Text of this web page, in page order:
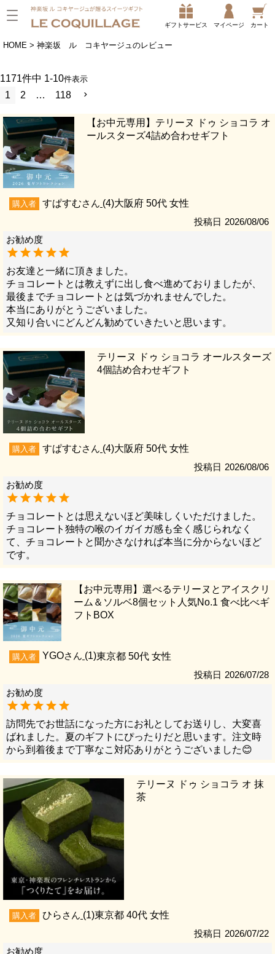
ギフトサービス マイページ カート
HOME 神楽坂 ル コキヤージュのレビュー
1171件中 1-10件表示
1 2 … 118
【お中元専用】テリーヌ ドゥ ショコラ オ
ールスターズ4詰め合わせギフト
購入者 すぱすむ 4 大阪府 50代 女性
投稿日 2026/08/06
お友達と一緒に頂きました。
チョコレートとは教えずに出し食べ進めておりましたが、
最後までチョコレートとは気づかれませんでした。
本当にありがとうございました。
又知り合いにどんどん勧めていきたいと思います。
テリーヌ ドゥ ショコラ オールスターズ
4個詰め合わせギフト
購入者 すぱすむ 4 大阪府 50代 女性
投稿日 2026/08/06
チョコレートとは思えないほど美味しくいただけました。
チョコレート独特の喉のイガイガ感も全く感じられなく
て、チョコレートと聞かさなければ本当に分からないほど
です。
【お中元専用】選べるテリーヌとアイスクリ
ーム＆ソルベ8個セット人気No.1 食べ比べギ
フトBOX
購入者 YGO 1 東京都 50代 女性
投稿日 2026/07/28
訪問先でお世話になった方にお礼としてお送りし、大変喜
ばれました。夏のギフトにぴったりだと思います。注文時
から到着後まで丁寧なこ対応ありがとうございました😊
テリーヌ ドゥ ショコラ オ 抹
茶
購入者 ひら 1 東京都 40代 女性
投稿日 2026/07/22